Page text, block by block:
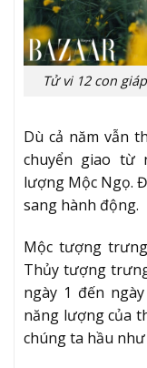
Tử vi 12 con
Dù cả năm vẫn
chuyển giao từ
lượng Mộc Ngọ.
sang hành động.
Mộc tượng
Thủy tượng
ngày 1 đến
năng lượng của
chúng ta hầu